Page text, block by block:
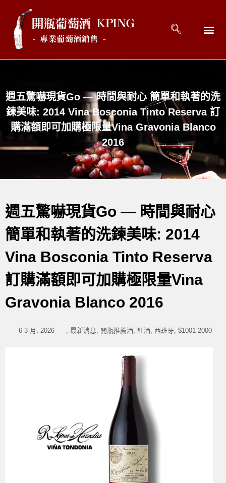
週五驚嚇現貨Go — 時間與耐心 簡單和執著的洗
鍊美味: 2014 Vina Bosconia Tinto Reserva 訂
購滿額即可加購極限量Vina Gravonia Blanco
2016
週五驚嚇現貨Go — 時間與耐心
簡單和執著的洗鍊美味: 2014
Vina Bosconia Tinto Reserva
訂購滿額即可加購極限量Vina
Gravonia Blanco 2016
6 3 月, 2026 最新消息 開瓶推薦酒, 紅酒, 西班牙, $1001-2000